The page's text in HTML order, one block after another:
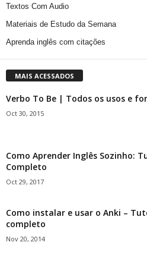
Textos Com Audio
Materiais de Estudo da Semana
Aprenda inglês com citações
MAIS ACESSADOS
Verbo To Be | Todos os usos e
Oct 30, 2015
Como Aprender Inglês Sozinho:
Completo
Oct 29, 2017
Como instalar e usar o Anki –
completo
Nov 20, 2014